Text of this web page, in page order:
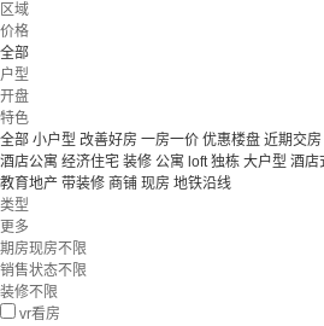
区域
价格
全部
户型
开盘
特色
全部 小户型 改善好房 一房一价 优惠楼盘 近期交房
酒店公寓 经济住宅 装修 公寓 loft独栋 大户型 酒店
教育地产 带装修 商铺 现房 地铁沿线
类型
更多
期房现房不限
销售状态不限
装修不限
vr看房